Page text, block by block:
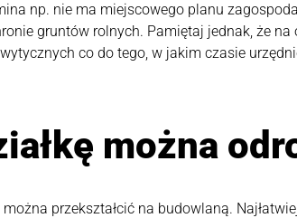
np. nie ma miejscowego planu
gruntów rolnych. Pamiętaj jednak, że
co do tego, w jakim czasie
można
przekształcić na budowlaną.